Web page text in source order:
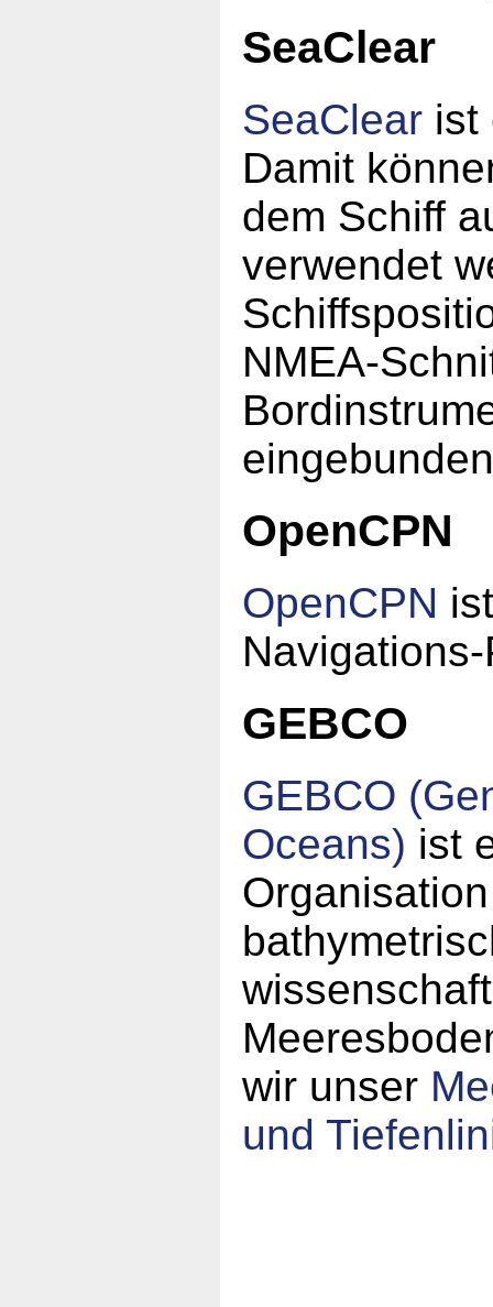
SeaClear
SeaClear ist
Damit
dem Schiff
verwendet
NMEA-
OpenCPN
OpenCPN
GEBCO
GEBCO
Oceans) ist
wir unser
und